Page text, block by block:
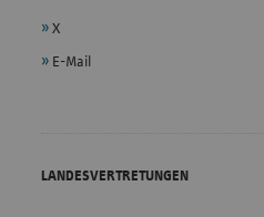
X
E-Mail
LANDESVERTRETUNGEN